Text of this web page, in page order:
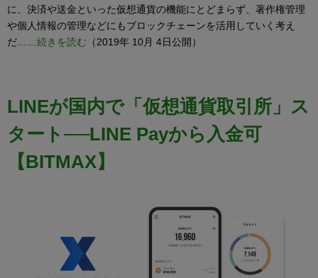
に、決済や送金といった仮想通貨の機能にとどまらず、著作権管理
や個人情報の管理などにもブロックチェーンを活用していく考え
だ……続きを読む （2019年 10月 4日公開）
LINEが国内で「仮想通貨取引所」ス
タート──LINE Payから入金可
【BITMAX】